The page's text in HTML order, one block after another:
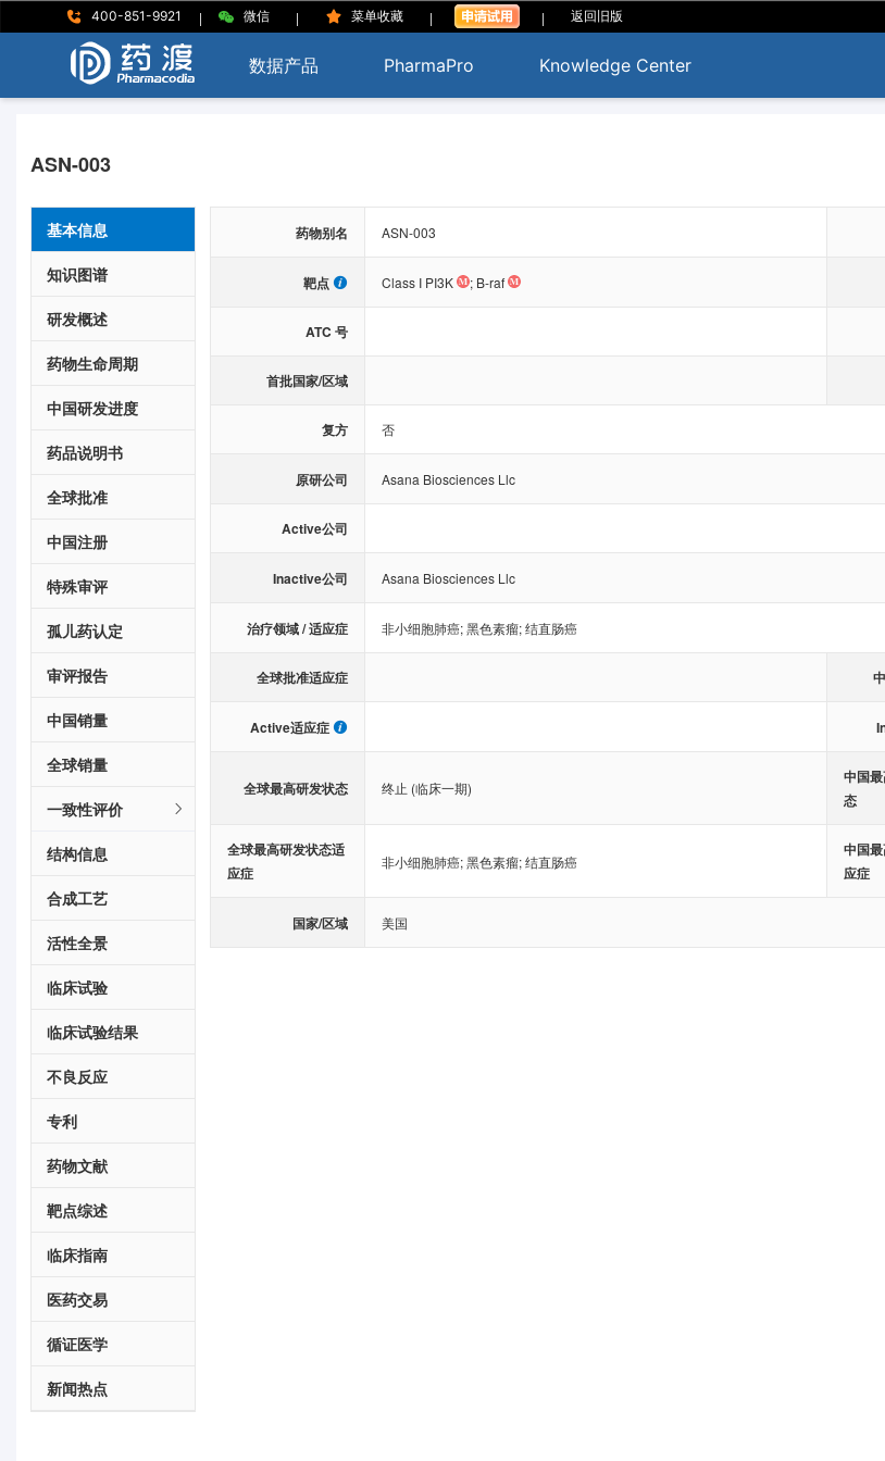
400-851-9921 | 微信 | 菜单收藏 | | 返回旧版
数据产品 PharmaPro Knowledge Center
ASN-003
基本信息
知识图谱
研发概述
药物生命周期
中国研发进度
药品说明书
全球批准
中国注册
特殊审评
孤儿药认定
审评报告
中国销量
全球销量
一致性评价
结构信息
合成工艺
活性全景
临床试验
临床试验结果
不良反应
专利
药物文献
靶点综述
临床指南
医药交易
循证医学
新闻热点
药物别名 ASN-003
靶点 Class I PI3K ; B-raf
ATC 号
首批国家/区域
复方 否
原研公司 Asana Biosciences Llc
Active公司
Inactive公司 Asana Biosciences Llc
治疗领域 / 适应症 非小细胞肺癌;黑色素瘤;结直肠癌
全球批准适应症
Active适应症
全球最高研发状态 终止 (临床一期)
中国
态
全球最高研发状态适
应症
非小细胞肺癌;黑色素瘤;结直肠癌
中国
应症
国家/区域 美国